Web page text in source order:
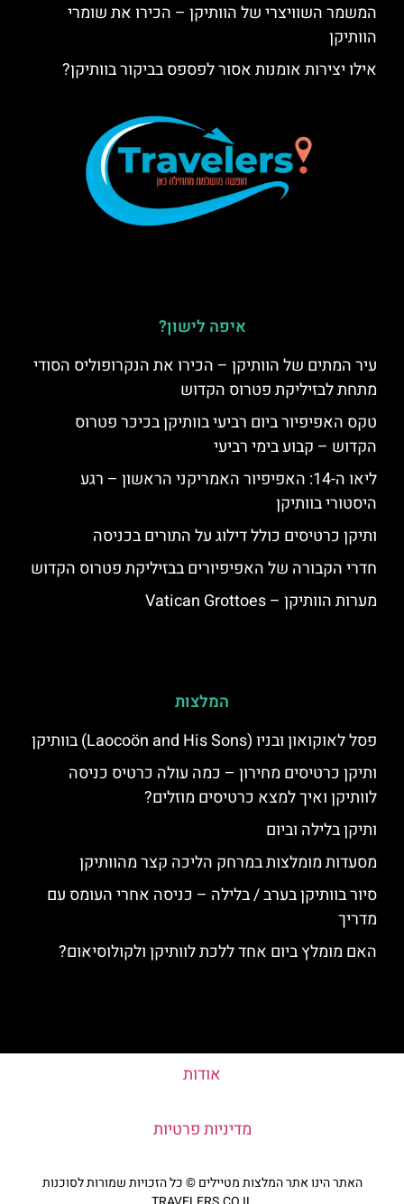
המשמר השוויצרי של הוותיקן – הכירו את שומרי
הוותיקן
אילו יצירות אומנות אסור לפספס בביקור בוותיקן?
איפה לישון?
עיר המתים של הוותיקן – הכירו את הנקרופוליס הסודי
מתחת לבזיליקת פטרוס הקדוש
טקס האפיפיור ביום רביעי בוותיקן בכיכר פטרוס
הקדוש – קבוע בימי רביעי
ליאו ה-14: האפיפיור האמריקני הראשון – רגע
היסטורי בוותיקן
ותיקן כרטיסים כולל דילוג על התורים בכניסה
חדרי הקבורה של האפיפיורים בבזיליקת פטרוס הקדוש
מערות הוותיקן – Vatican Grottoes
המלצות
פסל לאוקואון ובניו (Laocoön and His Sons) בוותיקן
ותיקן כרטיסים מחירון – כמה עולה כרטיס כניסה
לוותיקן ואיך למצא כרטיסים מוזלים?
ותיקן בלילה וביום
מסעדות מומלצות במרחק הליכה קצר מהוותיקן
סיור בוותיקן בערב / בלילה – כניסה אחרי העומס עם
מדריך
האם מומלץ ביום אחד ללכת לוותיקן ולקולוסיאום?
אודות
מדיניות פרטיות
האתר הינו אתר המלצות מטיילים © כל הזכויות שמורות לסוכנות